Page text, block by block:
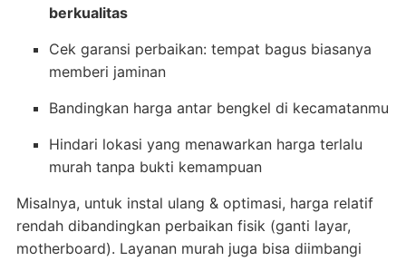
berkualitas
Cek garansi perbaikan: tempat bagus biasanya
memberi jaminan
Bandingkan harga antar bengkel di kecamatanmu
Hindari lokasi yang menawarkan harga terlalu
murah tanpa bukti kemampuan
Misalnya, untuk instal ulang & optimasi, harga relatif
rendah dibandingkan perbaikan fisik (ganti layar,
motherboard). Layanan murah juga bisa diimbangi